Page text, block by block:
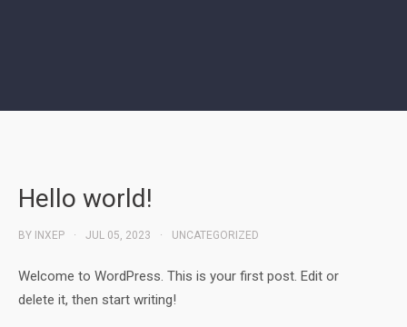
Hello world!
BY INXEP JUL 05, 2023 UNCATEGORIZED
Welcome to WordPress. This is your first post. Edit or
delete it, then start writing!